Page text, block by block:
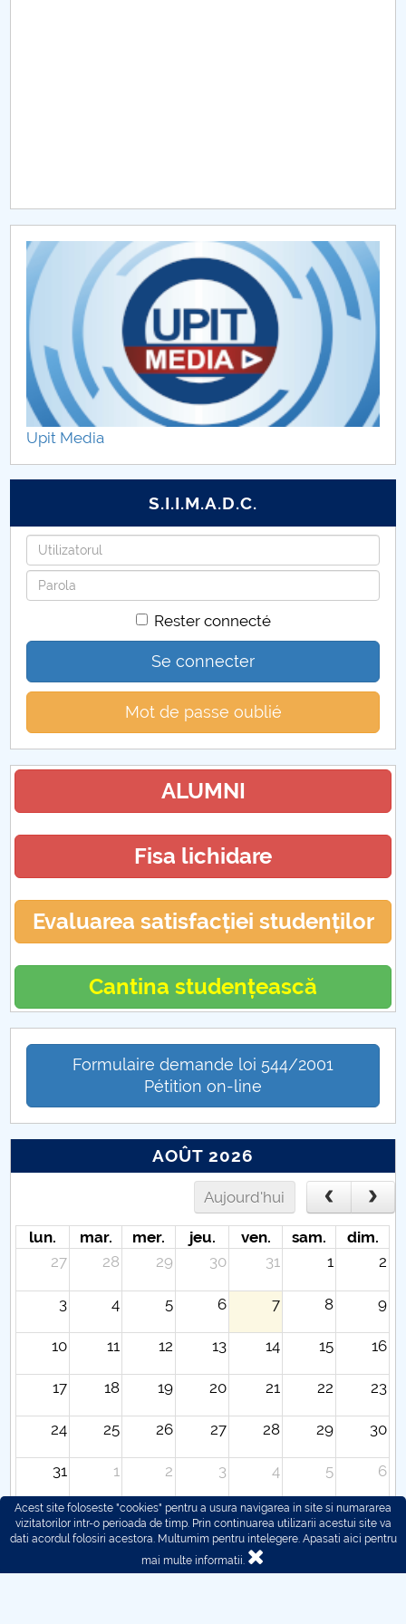
Chestionar angajabilitate ALUMNI – UPB
CAR2026
MENIU CANTINA
Comisiifmt
Regulamente. Metodologii
Upit Media
S.I.I.M.A.D.C.
Identifiant
Mot
de
Rester connecté
Se connecter
Mot de passe oublié
ALUMNI
Fisa lichidare
Evaluarea satisfacției studenților
Cantina studențească
Formulaire demande loi 544/2001
Pétition on-line
AOÛT 2026
Aujourd'hui
lun. mar. mer. jeu. ven. sam.
dim.
27
28 29 30 31 1 2
3 4 5 6 7 8 9
10 11 12 13 14 15 16
17 18 19 20 21 22 23
24 25 26 27 28 29 30
31 1 2 3 4 5 6
Acest site foloseste "cookies" pentru a usura navigarea in site si numararea
vizitatorilor intr-o perioada de timp. Prin continuarea utilizarii acestui site va
dati acordul folosiri acestora. Multumim pentru intelegere. Apasati aici pentru
mai multe informatii.